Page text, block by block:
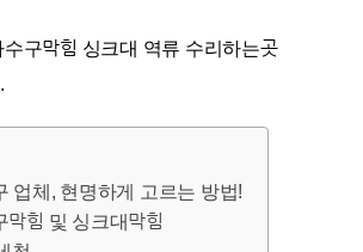
구막힘 싱크대 역류 수리하는곳
업체, 현명하게 고르는 방법!
막힘 및 싱크대막힘